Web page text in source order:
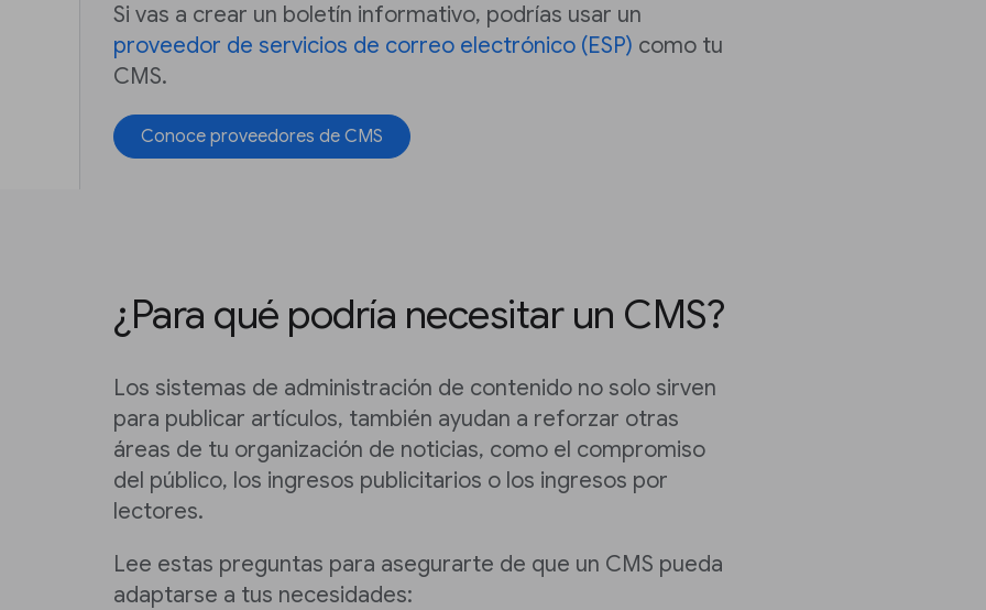
Si vas a crear un boletín informativo, podrías usar un
proveedor de servicios de correo electrónico (ESP) como tu
CMS.
Conoce proveedores de CMS
¿Para qué podría necesitar un CMS?
Los sistemas de administración de contenido no solo sirven
para publicar artículos, también ayudan a reforzar otras
áreas de tu organización de noticias, como el compromiso
del público, los ingresos publicitarios o los ingresos por
lectores.
Lee estas preguntas para asegurarte de que un CMS pueda
adaptarse a tus necesidades: